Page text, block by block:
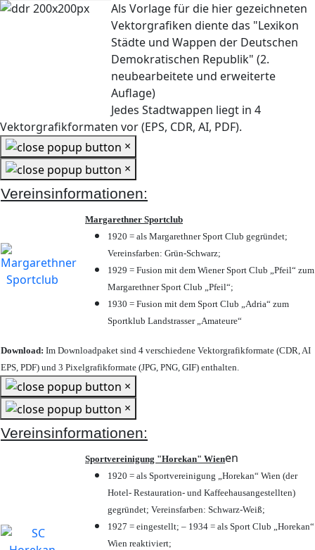
Als Vorlage für die hier gezeichneten
Vektorgrafiken diente das "Lexikon
Städte und Wappen der Deutschen
Demokratischen Republik" (2.
neubearbeitete und erweiterte
Auflage)
Jedes Stadtwappen liegt in 4
Vektorgrafikformaten vor (EPS, CDR, AI, PDF).
×
×
Vereinsinformationen:
Margarethner Sportclub
1920 = als Margarethner Sport Club gegründet;
Vereinsfarben: Grün-Schwarz;
1929 = Fusion mit dem Wiener Sport Club „Pfeil“ zum
Margarethner Sport Club „Pfeil“;
1930 = Fusion mit dem Sport Club „Adria“ zum
Sportklub Landstrasser „Amateure“
Download: Im Downloadpaket sind 4 verschiedene Vektorgrafikformate (CDR, AI
EPS, PDF) und 3 Pixelgrafikformate (JPG, PNG, GIF) enthalten.
×
×
Vereinsinformationen:
Sportvereinigung "Horekan" Wienen
1920 = als Sportvereinigung „Horekan“ Wien (der
Hotel- Restauration- und Kaffeehausangestellten)
gegründet; Vereinsfarben: Schwarz-Weiß;
1927 = eingestellt; – 1934 = als Sport Club „Horekan“
Wien reaktiviert;